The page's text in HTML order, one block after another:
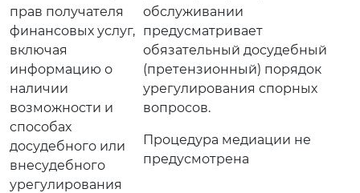
прав получателя
финансовых услуг,
включая
информацию о
наличии
возможности и
способах
досудебного или
внесудебного
урегулирования
обслуживании
предусматривает
обязательный досудебный
(претензионный) порядок
урегулирования спорных
вопросов.
Процедура медиации не
предусмотрена